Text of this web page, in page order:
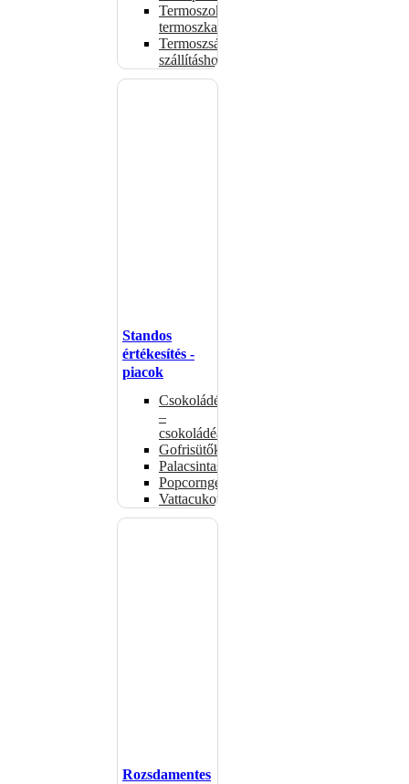
Termoszok,
termoszkannák
Termoszsákok
szállításhoz
Standos
értékesítés -
piacok
Csokoládémelegítők
–
csokoládéadagolók
Gofrisütők
Palacsintasütők
Popcorngépek
Vattacukorgép
Rozsdamentes